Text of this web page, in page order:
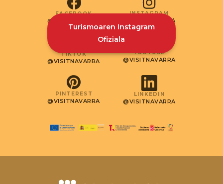
Turismoaren Instagram
Ofiziala
FACEBOOK
@VISITNAVARRA
INSTAGRAM
@VISITNAVARRA
TIKTOK
@VISITNAVARRA
YOUTUBE
@VISITNAVARRA
PINTEREST
@VISITNAVARRA
LINKEDIN
@VISITNAVARRA